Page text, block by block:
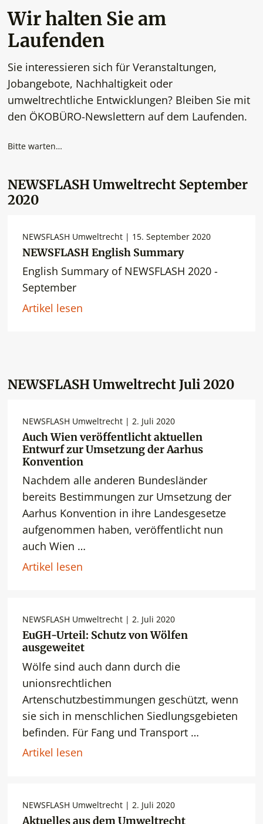
NEWSFLASH Umweltrecht September
2020
NEWSFLASH Umweltrecht | 15. September 2020
NEWSFLASH English Summary
English Summary of NEWSFLASH 2020 -
September
Artikel lesen
NEWSFLASH Umweltrecht Juli 2020
NEWSFLASH Umweltrecht | 2. Juli 2020
Auch Wien veröffentlicht aktuellen
Entwurf zur Umsetzung der Aarhus
Konvention
Nachdem alle anderen Bundesländer
bereits Bestimmungen zur Umsetzung der
Aarhus Konvention in ihre Landesgesetze
aufgenommen haben, veröffentlicht nun
auch Wien …
Artikel lesen
NEWSFLASH Umweltrecht | 2. Juli 2020
EuGH-Urteil: Schutz von Wölfen
ausgeweitet
Wölfe sind auch dann durch die
unionsrechtlichen
Artenschutzbestimmungen geschützt, wenn
sie sich in menschlichen Siedlungsgebieten
befinden. Für Fang und Transport …
Artikel lesen
NEWSFLASH Umweltrecht | 2. Juli 2020
Aktuelles aus dem Umweltrecht
Wir halten Sie am
Laufenden
Sie interessieren sich für Veranstaltungen,
Jobangebote, Nachhaltigkeit oder
umweltrechtliche Entwicklungen? Bleiben Sie mit
den ÖKOBÜRO-Newslettern auf dem Laufenden.
Bitte warten…